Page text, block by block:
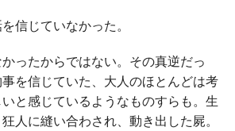
信じていなかった。
ったからではない。その真逆だっ
を信じていた、大人のほとんどは考
と感じているようなものすらも。生
人に縫い合わされ、動き出した屍。